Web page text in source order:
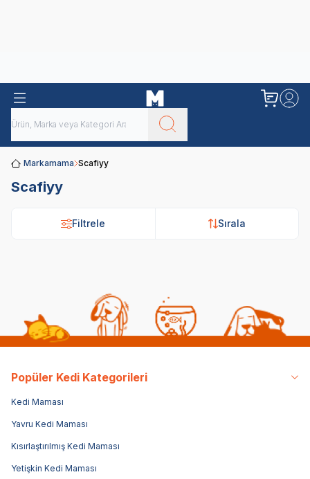
Markamama Scafiyy
Scafiyy
Filtrele Sırala
Popüler Kedi Kategorileri
Kedi Maması
Yavru Kedi Maması
Kısırlaştırılmış Kedi Maması
Yetişkin Kedi Maması